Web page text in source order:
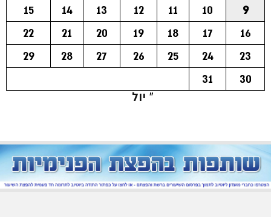
9
10
11
12
13
14
15
16
17
18
19
20
21
22
23
24
25
26
27
28
29
30
31
« יול